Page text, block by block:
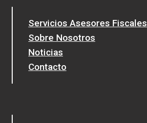
Servicios Asesores Fiscales
Sobre Nosotros
Noticias
Contacto